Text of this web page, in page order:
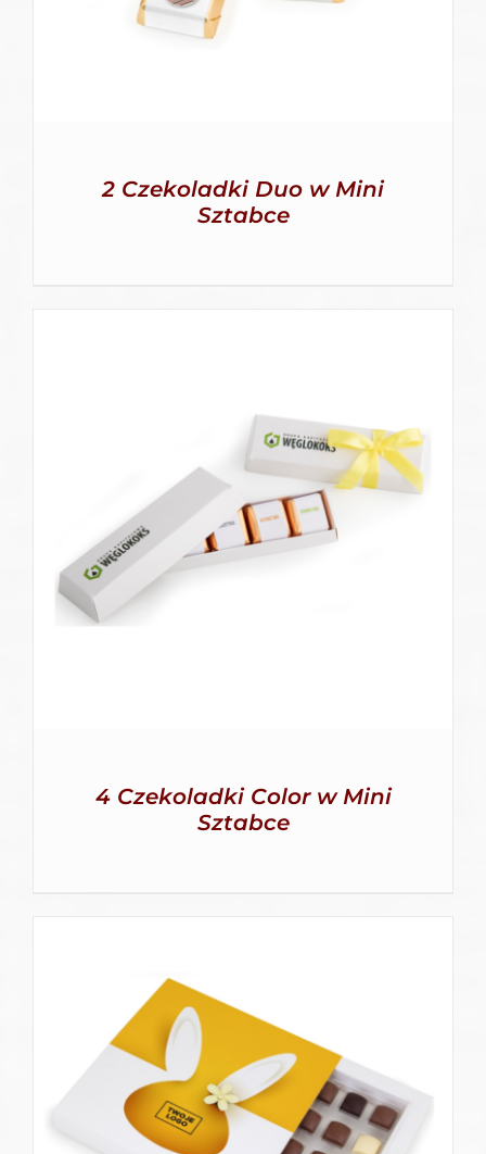
2 Czekoladki Duo w Mini
Sztabce
SZCZEGÓŁY
4 Czekoladki Color w Mini
Sztabce
SZCZEGÓŁY